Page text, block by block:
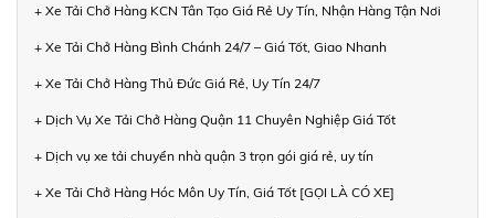
+ Xe Tải Chở Hàng KCN Tân Tạo Giá Rẻ Uy Tín, Nhận Hàng Tận Nơi
+ Xe Tải Chở Hàng Bình Chánh 24/7 – Giá Tốt, Giao Nhanh
+ Xe Tải Chở Hàng Thủ Đức Giá Rẻ, Uy Tín 24/7
+ Dịch Vụ Xe Tải Chở Hàng Quận 11 Chuyên Nghiệp Giá Tốt
+ Dịch vụ xe tải chuyển nhà quận 3 trọn gói giá rẻ, uy tín
+ Xe Tải Chở Hàng Hóc Môn Uy Tín, Giá Tốt [GỌI LÀ CÓ XE]